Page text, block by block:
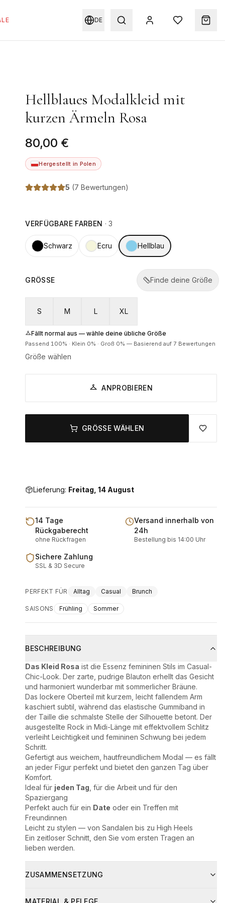
DE
Hellblaues Modalkleid mit
kurzen Ärmeln Rosa
80,00 €
Hergestellt in Polen
5 (7 Bewertungen)
VERFÜGBARE FARBEN ·3
Schwarz Ecru Hellblau
GRÖSSE Finde deine Größe
S M L XL
Fällt normal aus — wähle deine übliche Größe
Passend 100% · Klein 0% · Groß 0% — Basierend auf 7 Bewertungen
Größe wählen
ANPROBIEREN
GRÖSSE WÄHLEN
Lieferung: Freitag, 14 August
14 Tage
Rückgaberecht
ohne Rückfragen
Versand innerhalb von
24h
Bestellung bis 14:00 Uhr
Sichere Zahlung
SSL & 3D Secure
PERFEKT FÜR Alltag Casual Brunch
SAISONS Frühling Sommer
BESCHREIBUNG
Das Kleid Rosa ist die Essenz femininen Stils im Casual-
Chic-Look. Der zarte, pudrige Blauton erhellt das Gesicht
und harmoniert wunderbar mit sommerlicher Bräune.
Das lockere Oberteil mit kurzem, leicht fallendem Arm
kaschiert subtil, während das elastische Gummiband in
der Taille die schmalste Stelle der Silhouette betont. Der
ausgestellte Rock in Midi-Länge mit effektvollem Schlitz
verleiht Leichtigkeit und femininen Schwung bei jedem
Schritt.
Gefertigt aus weichem, hautfreundlichem Modal — es fällt
an jeder Figur perfekt und bietet den ganzen Tag über
Komfort.
Ideal für jeden Tag , für die Arbeit und für den
Spaziergang
Perfekt auch für ein Date oder ein Treffen mit
Freundinnen
Leicht zu stylen — von Sandalen bis zu High Heels
Ein zeitloser Schnitt, den Sie vom ersten Tragen an
lieben werden.
ZUSAMMENSETZUNG
MATERIAL & PFLEGE